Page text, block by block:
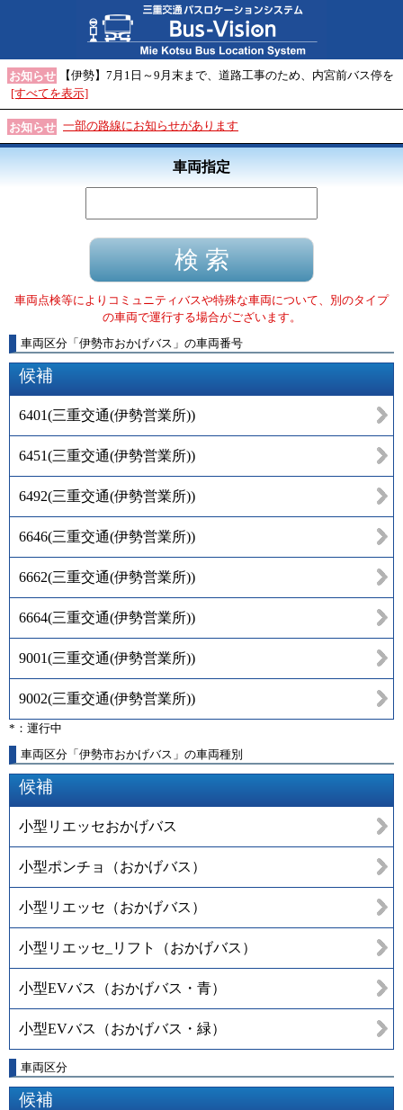
お知らせ
【伊勢】7月1日～9月末まで、道路工事のため、内宮前バス停を
[すべてを表示]
お知らせ 一部の路線にお知らせがあります
車両指定
車両点検等によりコミュニティバスや特殊な車両について、別のタイプ
の車両で運行する場合がございます。
車両区分 「 伊勢市おかげバス 」 の車両番号
候補
6401(三重交通(伊勢営業所))
6451(三重交通(伊勢営業所))
6492(三重交通(伊勢営業所))
6646(三重交通(伊勢営業所))
6662(三重交通(伊勢営業所))
6664(三重交通(伊勢営業所))
9001(三重交通(伊勢営業所))
9002(三重交通(伊勢営業所))
*：運行中
車両区分「伊勢市おかげバス」の車両種別
候補
小型リエッセおかげバス
小型ポンチョ（おかげバス）
小型リエッセ（おかげバス）
小型リエッセ_リフト（おかげバス）
小型EVバス（おかげバス・青）
小型EVバス（おかげバス・緑）
車両区分
候補